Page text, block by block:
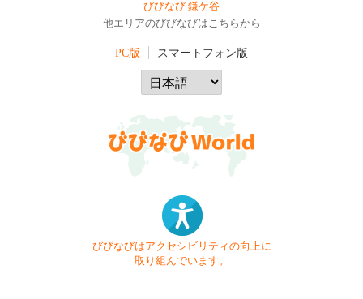
びびなび 鎌ケ谷
他エリアのびびなびはこちらから
PC版 スマートフォン版
びびなびはアクセシビリティの向上に
取り組んでいます。